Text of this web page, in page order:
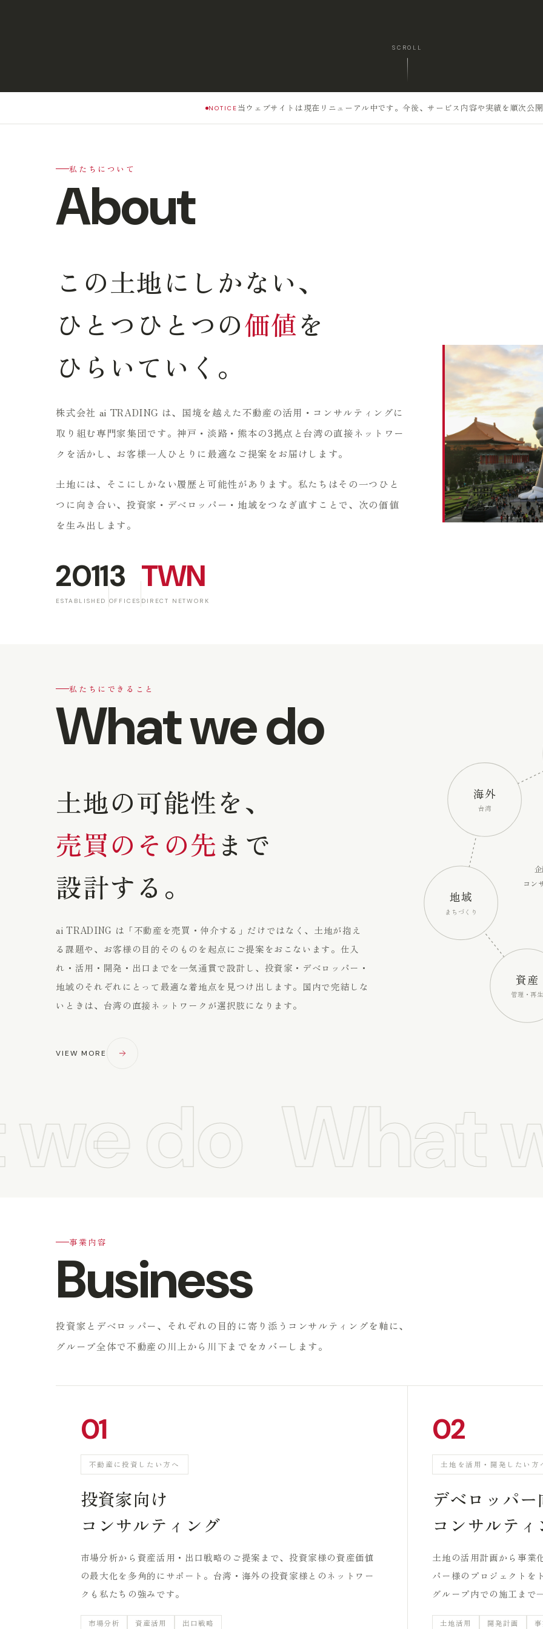
SCROLL
NOTICE 当ウェブサイトは現在リニューアル中です。今後、サービス内容や実績を順次公開
私たちについて
About
この土地にしかない、
ひとつひとつの価値を
ひらいていく。
株式会社 ai TRADING は、国境を越えた不動産の活用・コンサルティングに
取り組む専門家集団です。神戸・淡路・熊本の3拠点と台湾の直接ネットワー
クを活かし、お客様一人ひとりに最適なご提案をお届けします。
土地には、そこにしかない履歴と可能性があります。私たちはその一つひと
つに向き合い、投資家・デベロッパー・地域をつなぎ直すことで、次の価値
を生み出します。
2011
ESTABLISHED
3
OFFICES
TWN
DIRECT NETWORK
私たちにできること
What we do
土地の可能性を、
売買のその先まで
設計する。
ai TRADING は「不動産を売買・仲介する」だけではなく、土地が抱え
る課題や、お客様の目的そのものを起点にご提案をおこないます。仕入
れ・活用・開発・出口までを一気通貫で設計し、投資家・デベロッパー・
地域のそれぞれにとって最適な着地点を見つけ出します。国内で完結しな
いときは、台湾の直接ネットワークが選択肢になります。
VIEW MORE
資産
管理・再生
地域
まちづくり
海外
台湾
コン
do What
事業内容
Business
投資家とデベロッパー、それぞれの目的に寄り添うコンサルティングを軸に、
グループ全体で不動産の川上から川下までをカバーします。
01
不動産に投資したい方へ
投資家向け
コンサルティング
市場分析から資産活用・出口戦略のご提案まで、投資家様の資産価値
の最大化を多角的にサポート。台湾・海外の投資家様とのネットワー
クも私たちの強みです。
市場分析 資産活用 出口戦略
02
土地を活用・開発したい方
デベロッパー
コンサルティ
土地の活用計画から事業
パー様のプロジェクトを
グループ内での施工まで
土地活用 開発計画